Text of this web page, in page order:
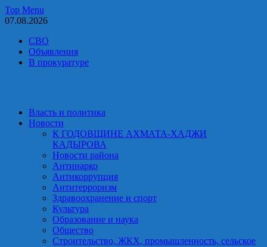
Skip
to
Top Menu
07.08.2026
СВО
Объявления
В прокуратуре
Власть и политика
Новости
К ГОДОВЩИНЕ АХМАТА-ХАДЖИ
КАДЫРОВА
Новости района
Антинарко
Антикоррупция
Антитерроризм
Здравоохранение и спорт
Культура
Образование и наука
Общество
Строительство, ЖКХ, промышленность, сельское